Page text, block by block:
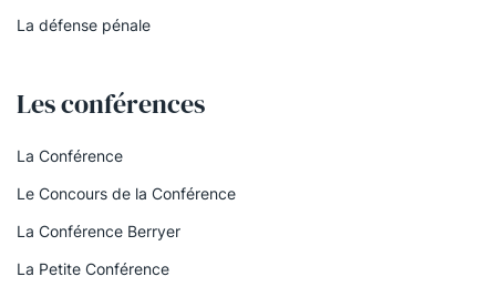
La défense pénale
Les conférences
La Conférence
Le Concours de la Conférence
La Conférence Berryer
La Petite Conférence